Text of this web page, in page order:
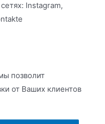
Instagram,
позволит
от Ваших клиентов